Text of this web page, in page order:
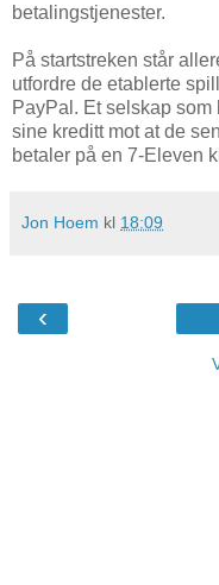
betalingstjenester.
På startstreken står
utfordre de etablerte
PayPal. Et selskap
sine kreditt mot at de
betaler på en 7-Eleven
Jon Hoem kl 18:09
‹